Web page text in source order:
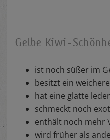
Gelbe Kiwi-
ist noch süßer im
besitzt ein
hat eine glatte
schmeckt noch
enthält noch mehr
wird früher als